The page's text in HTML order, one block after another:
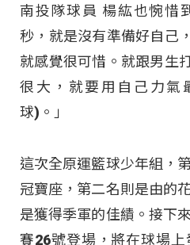
南投隊球員 楊紘也惋惜
秒，就是沒有準備好自己
就感覺很可惜。就跟男生
很大，就要用自己力氣
球)。」
這次全原運籃球少年組，
冠寶座，第二名則是由的
是獲得季軍的佳績。接下
賽26號登場，將在球場